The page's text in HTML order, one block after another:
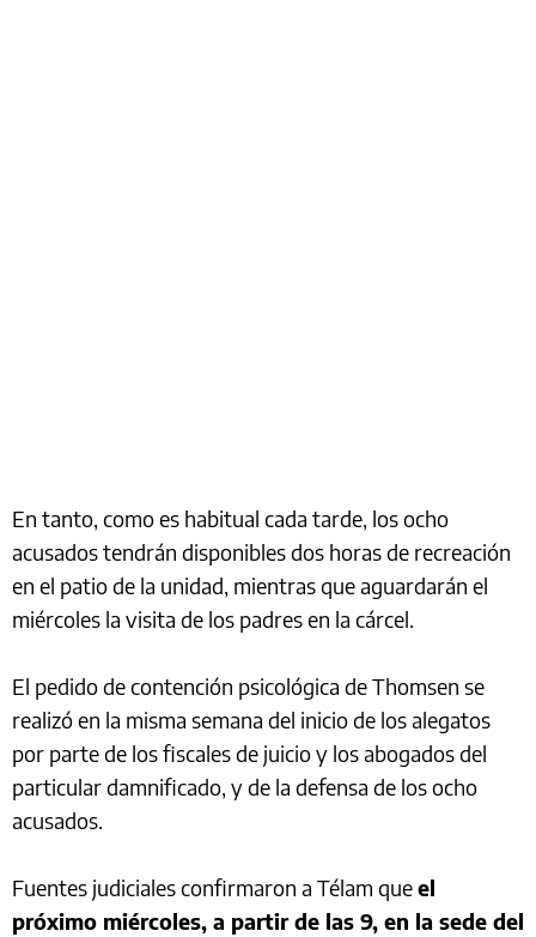
En tanto, como es habitual cada tarde, los ocho
acusados tendrán disponibles dos horas de recreación
en el patio de la unidad, mientras que aguardarán el
miércoles la visita de los padres en la cárcel.
El pedido de contención psicológica de Thomsen se
realizó en la misma semana del inicio de los alegatos
por parte de los fiscales de juicio y los abogados del
particular damnificado, y de la defensa de los ocho
acusados.
Fuentes judiciales confirmaron a Télam queel
próximo miércoles, a partir de las 9, en la sede del